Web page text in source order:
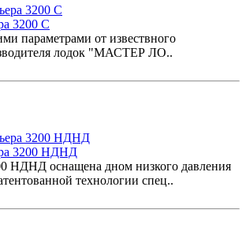
3200 C
параметрами от извествного
лодок "МАСТЕР ЛО..
3200 НДНД
НДНД оснащена дном низкого давления
технологии спец..